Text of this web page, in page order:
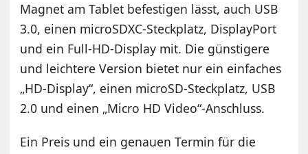
Magnet am Tablet befestigen lässt, auch USB
3.0, einen microSDXC-Steckplatz, DisplayPort
und ein Full-HD-Display mit. Die günstigere
und leichtere Version bietet nur ein einfaches
„HD-Display“, einen microSD-Steckplatz, USB
2.0 und einen „Micro HD Video“-Anschluss.
Ein Preis und ein genauen Termin für die